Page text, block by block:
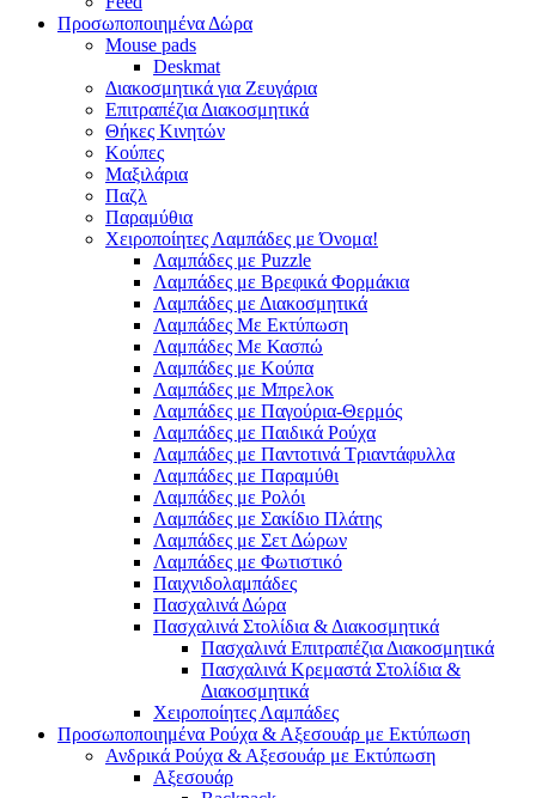
Προσωποποιημένα Δώρα
Mouse pads
Deskmat
Διακοσμητικά για Ζευγάρια
Επιτραπέζια Διακοσμητικά
Θήκες Κινητών
Κούπες
Μαξιλάρια
Παζλ
Παραμύθια
Χειροποίητες Λαμπάδες με Όνομα!
Λαμπάδες με Puzzle
Λαμπάδες με Βρεφικά Φορμάκια
Λαμπάδες με Διακοσμητικά
Λαμπάδες Με Εκτύπωση
Λαμπάδες Με Κασπώ
Λαμπάδες με Κούπα
Λαμπάδες με Μπρελοκ
Λαμπάδες με Παγούρια-Θερμός
Λαμπάδες με Παιδικά Ρούχα
Λαμπάδες με Παντοτινά Τριαντάφυλλα
Λαμπάδες με Παραμύθι
Λαμπάδες με Ρολόι
Λαμπάδες με Σακίδιο Πλάτης
Λαμπάδες με Σετ Δώρων
Λαμπάδες με Φωτιστικό
Παιχνιδολαμπάδες
Πασχαλινά Δώρα
Πασχαλινά Στολίδια & Διακοσμητικά
Πασχαλινά Επιτραπέζια Διακοσμητικά
Πασχαλινά Κρεμαστά Στολίδια &
Διακοσμητικά
Χειροποίητες Λαμπάδες
Προσωποποιημένα Ρούχα & Αξεσουάρ με Εκτύπωση
Ανδρικά Ρούχα & Αξεσουάρ με Εκτύπωση
Αξεσουάρ